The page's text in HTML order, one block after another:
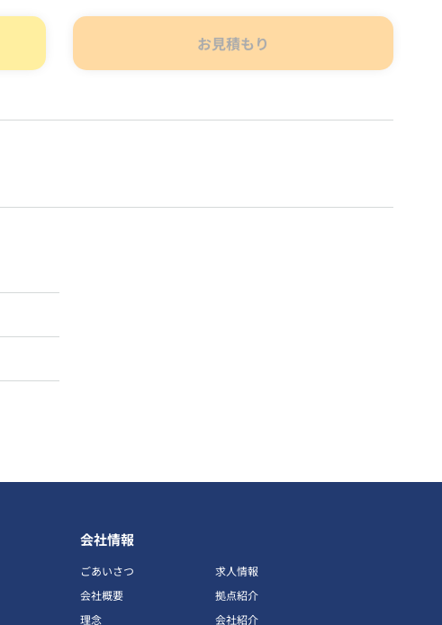
お見積もり
会社情報
ごあいさつ
会社概要
理念
求人情報
拠点紹介
会社紹介